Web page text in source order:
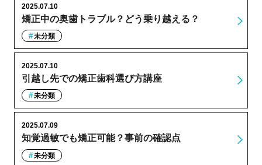
矯正中の奥歯トラブル？どう乗り越える？
2025.07.10
未分類
引越し先での矯正歯科選び方講座
2025.07.10
未分類
知覚過敏でも矯正可能？事前の確認点
2025.07.09
未分類